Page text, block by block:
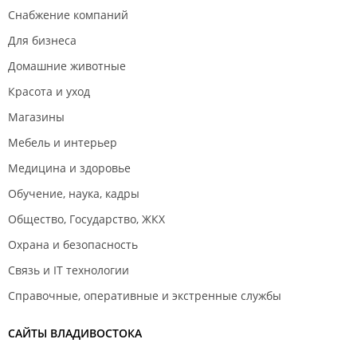
Снабжение компаний
Для бизнеса
Домашние животные
Красота и уход
Магазины
Мебель и интерьер
Медицина и здоровье
Обучение, наука, кадры
Общество, Государство, ЖКХ
Охрана и безопасность
Связь и IT технологии
Справочные, оперативные и экстренные службы
САЙТЫ ВЛАДИВОСТОКА